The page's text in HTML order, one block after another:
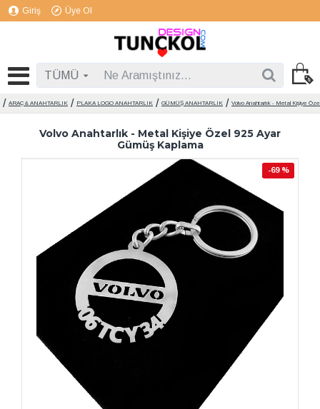
Giriş Üye Ol
TÜMÜ
ARAÇ & ANAHTARLIK PLAKA LOGO ANAHTARLIK GÜMÜŞ ANAHTARLIK Volvo Anahtarlık - Metal Kişiye
Volvo Anahtarlık - Metal Kişiye Özel 925 Ayar
Gümüş Kaplama
-69 %